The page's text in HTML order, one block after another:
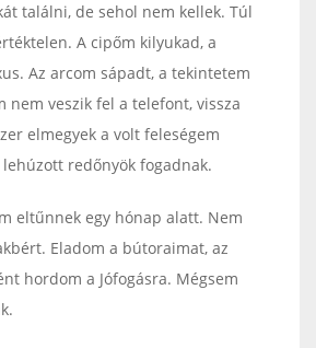
találni, de sehol nem kellek. Túl
A cipőm kilyukad, a
Az arcom sápadt, a tekintetem
nem veszik fel a telefont, vissza
elmegyek a volt feleségem
lehúzott redőnyök fogadnak.
eltűnnek egy hónap alatt. Nem
Eladom a bútoraimat, az
hordom a Jófogásra. Mégsem